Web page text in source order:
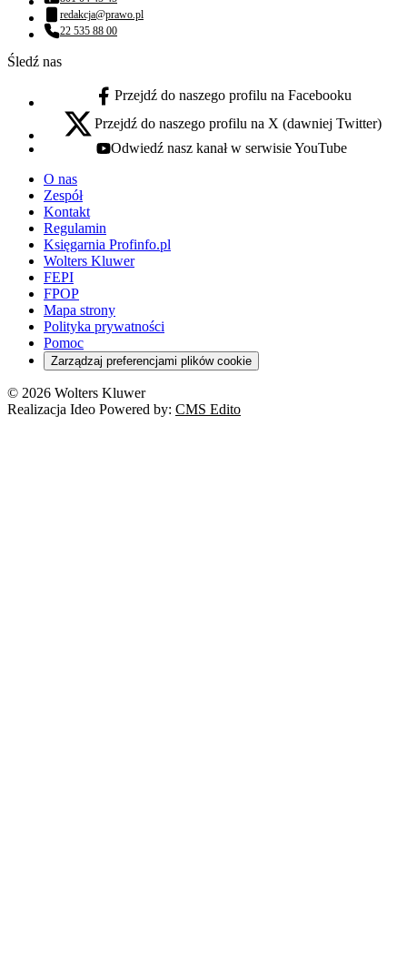
Numer telefonu:
Adres email:
redakcja@prawo.pl
Numer telefonu:
22 535 88 00
Śledź nas
facebook - otwiera się w nowej karcie
Przejdź do naszego profilu na Facebooku
x - otwiera się w nowej karcie
Przejdź do naszego profilu na X (dawniej Twitter)
youtube - otwiera się w nowej karcie
Odwiedź nasz kanał w serwisie YouTube
O nas
Zespół
Kontakt
Regulamin
Księgarnia Profinfo.pl
Wolters Kluwer
FEPI
FPOP
Mapa strony
Polityka prywatności
Pomoc
Zarządzaj preferencjami plików cookie
© 2026 Wolters Kluwer
Realizacja Ideo Powered by: CMS Edito